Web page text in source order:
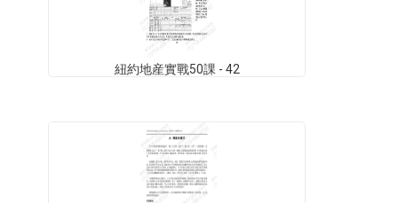
紐約地産實戰50課 - 42